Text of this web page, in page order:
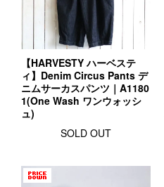
【HARVESTY ハーベステ
ィ】Denim Circus Pants デ
ニムサーカスパンツ｜A1180
1(One Wash ワンウォッシ
ュ)
SOLD OUT